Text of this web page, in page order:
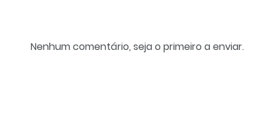
Nenhum comentário, seja o primeiro a enviar.